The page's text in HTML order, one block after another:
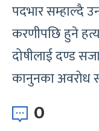
पदभार सम्हाल्दै
करणीपछि हुने
दोषीलाई दण्ड
कानुनका अवरोध
0